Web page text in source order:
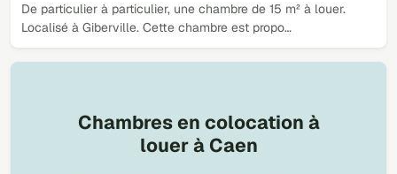
De particulier à particulier, une chambre de 15 m² à louer.
Localisé à Giberville. Cette chambre est propo…
Chambres en colocation à
louer à Caen